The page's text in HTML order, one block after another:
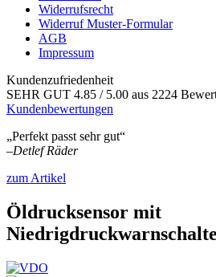
Widerrufsrecht
Widerruf Muster-Formular
AGB
Impressum
Kundenzufriedenheit
SEHR GUT 4.85 / 5.00 aus 2224
Kundenbewertungen
„Perfekt passt sehr gut“
–Detlef Räder
zum Artikel
Öldrucksensor mit